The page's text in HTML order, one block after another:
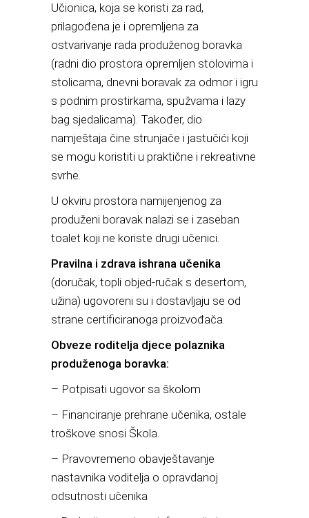
Učionica, koja se koristi za rad,
prilagođena je i opremljena za
ostvarivanje rada produženog boravka
(radni dio prostora opremljen stolovima i
stolicama, dnevni boravak za odmor i igru
s podnim prostirkama, spužvama i lazy
bag sjedalicama). Također, dio
namještaja čine strunjače i jastučići koji
se mogu koristiti u praktične i rekreativne
svrhe.
U okviru prostora namijenjenog za
produženi boravak nalazi se i zaseban
toalet koji ne koriste drugi učenici.
Pravilna i zdrava ishrana učenika
(doručak, topli objed-ručak s desertom,
užina) ugovoreni su i dostavljaju se od
strane certificiranoga proizvođača.
Obveze roditelja djece polaznika
produženoga boravka:
– Potpisati ugovor sa školom
– Financiranje prehrane učenika, ostale
troškove snosi Škola.
– Pravovremeno obavještavanje
nastavnika voditelja o opravdanoj
odsutnosti učenika